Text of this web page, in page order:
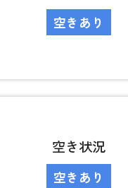
空きあり
空き状況
空きあり